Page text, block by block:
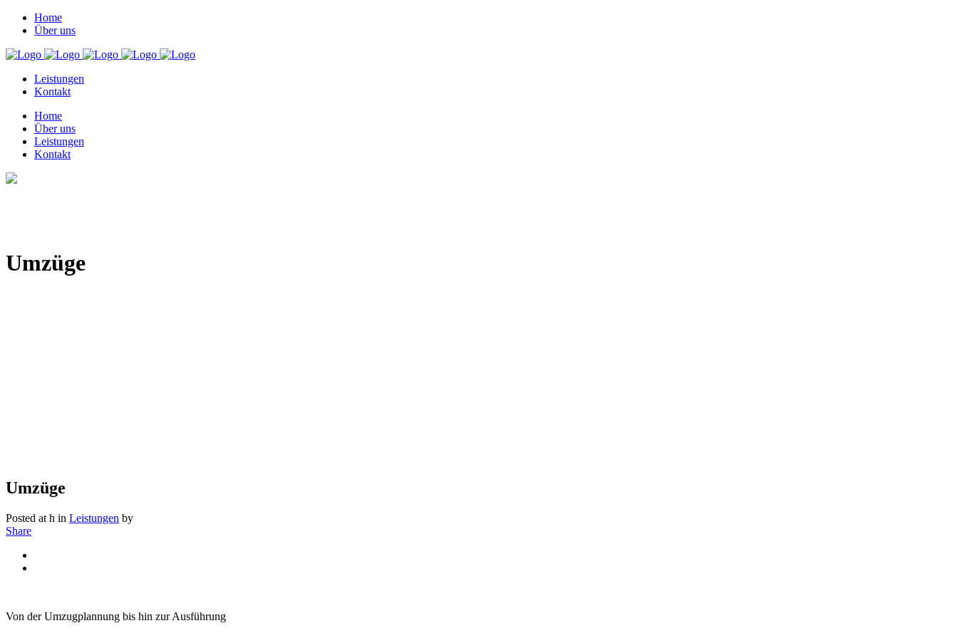
Home
Über uns
Leistungen
Kontakt
Home
Über uns
Leistungen
Kontakt
Umzüge
Umzüge
Posted at h in Leistungen by
Share
Von der Umzugplannung bis hin zur Ausführung